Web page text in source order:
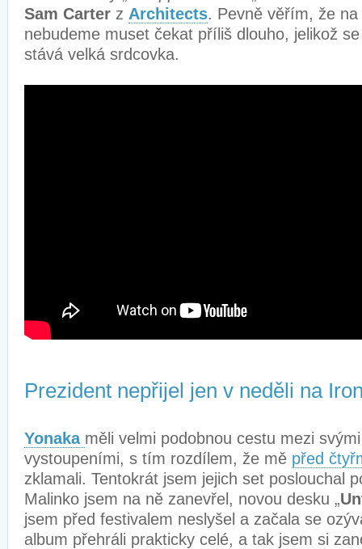
Sam Carter z Architects. Pevně věřím, že
nebudeme muset čekat příliš dlouho, jelikož
stává velká srdcovka.
Prezident nepřijel jen v neděli na
Yonaka měli velmi podobnou cestu mezi
vystoupeními, s tím rozdílem, že mě před
zklamali. Tentokrát jsem jejich set poslouchal
Malinko jsem na ně zanevřel, novou desku „
jsem před festivalem neslyšel a začala se
album přehráli prakticky celé, a tak jsem si